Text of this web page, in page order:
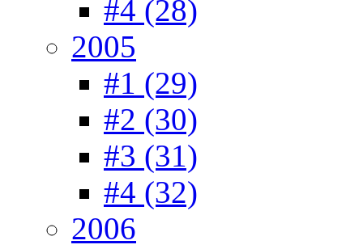
#4 (28)
2005
#1 (29)
#2 (30)
#3 (31)
#4 (32)
2006